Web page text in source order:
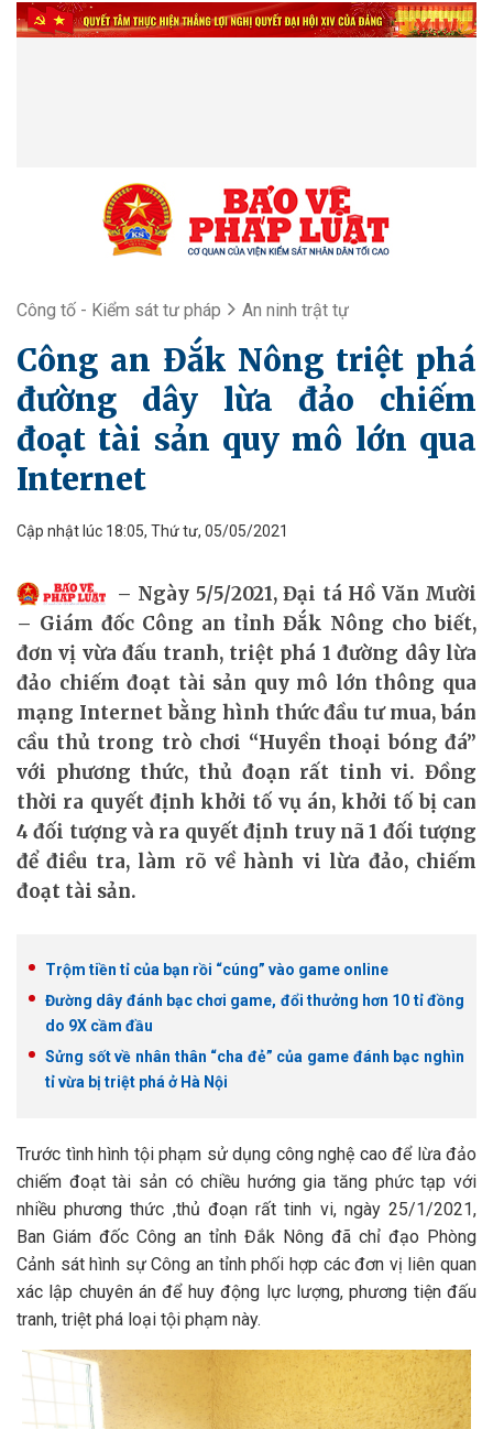
Công tố - Kiểm sát tư pháp An ninh trật tự
Công an Đắk Nông triệt phá
đường dây lừa đảo chiếm
đoạt tài sản quy mô lớn qua
Internet
Cập nhật lúc 18:05, Thứ tư, 05/05/2021
Ngày 5/5/2021, Đại tá Hồ Văn Mười
– Giám đốc Công an tỉnh Đắk Nông cho biết,
đơn vị vừa đấu tranh, triệt phá 1 đường dây lừa
đảo chiếm đoạt tài sản quy mô lớn thông qua
mạng Internet bằng hình thức đầu tư mua, bán
cầu thủ trong trò chơi “Huyền thoại bóng đá”
với phương thức, thủ đoạn rất tinh vi. Đồng
thời ra quyết định khởi tố vụ án, khởi tố bị can
4 đối tượng và ra quyết định truy nã 1 đối tượng
để điều tra, làm rõ về hành vi lừa đảo, chiếm
đoạt tài sản.
Trộm tiền tỉ của bạn rồi “cúng” vào game online
Đường dây đánh bạc chơi game, đổi thưởng hơn 10 tỉ đồng
do 9X cầm đầu
Sửng sốt về nhân thân “cha đẻ” của game đánh bạc nghìn
tỉ vừa bị triệt phá ở Hà Nội
Trước tình hình tội phạm sử dụng công nghệ cao để lừa đảo
chiếm đoạt tài sản có chiều hướng gia tăng phức tạp với
nhiều phương thức ,thủ đoạn rất tinh vi, ngày 25/1/2021,
Ban Giám đốc Công an tỉnh Đắk Nông đã chỉ đạo Phòng
Cảnh sát hình sự Công an tỉnh phối hợp các đơn vị liên quan
xác lập chuyên án để huy động lực lượng, phương tiện đấu
tranh, triệt phá loại tội phạm này.